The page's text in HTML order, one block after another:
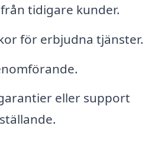
tidigare kunder.
för erbjudna tjänster.
eller support